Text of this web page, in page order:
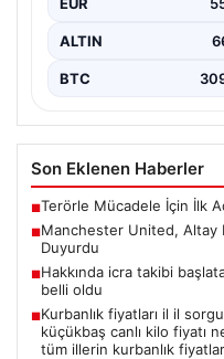
ALTIN
BTC
Son Eklenen Haberler
■Terörle Mücadele İçin İlk
■Manchester United, Altay
Duyurdu
■Hakkında icra takibi
belli oldu
■Kurbanlık fiyatları il il
küçükbaş canlı kilo fiyatı
tüm illerin kurbanlık